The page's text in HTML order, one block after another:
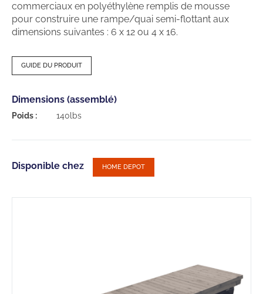
commerciaux en polyéthylène remplis de mousse
pour construire une rampe/quai semi-flottant aux
dimensions suivantes : 6 x 12 ou 4 x 16.
GUIDE DU PRODUIT
Dimensions (assemblé)
Poids : 140lbs
Disponible chez HOME DEPOT